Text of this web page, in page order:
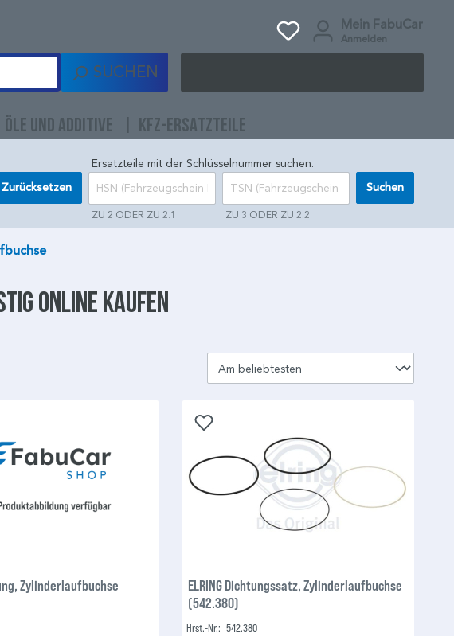
Mein FabuCar
Anmelden
SUCHEN
ÖLE UND ADDITIVE KFZ-ERSATZTEILE
Zurücksetzen
Ersatzteile mit der Schlüsselnummer suchen.
ZU 2 ODER ZU 2.1 ZU 3 ODER ZU 2.2
Suchen
online kaufen
Zylinderlaufbuchse
ELRING Dichtungssatz, Zylinderlaufbuchse
(542.380)
Hrst.-Nr.: 542.380